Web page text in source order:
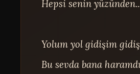
Hepsi senin
Yolum yol gidişim
Bu sevda bana